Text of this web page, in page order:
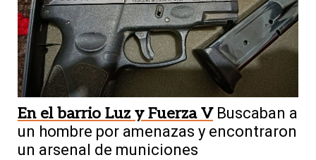
En el barrio Luz y Fuerza V Buscaban a
un hombre por amenazas y encontraron
un arsenal de municiones